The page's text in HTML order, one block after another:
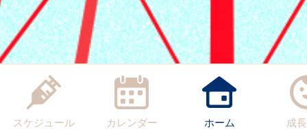
スケジュール カレンダー ホーム 成